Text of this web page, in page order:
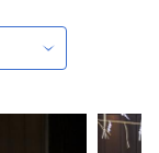
。畑で育てられ
ぜひ一度、いけ
社にて「葉月薪